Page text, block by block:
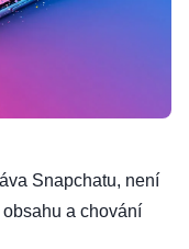
Snapchatu, není
a chování